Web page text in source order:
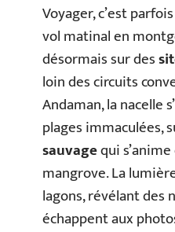
Voyager, c’est
vol matinal en
désormais sur des
loin des circuits
Andaman, la nacelle
plages immaculées,
sauvagequi
mangrove. La
lagons, révélant des
échappent aux